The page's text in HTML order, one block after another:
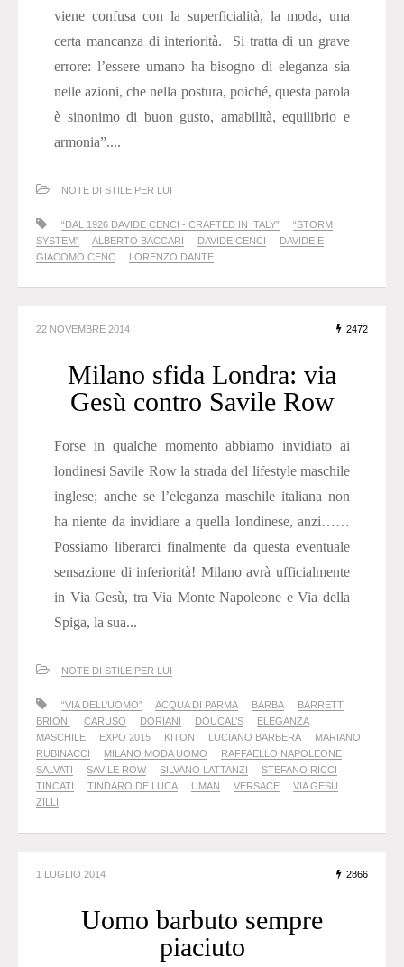
viene confusa con la superficialità, la moda, una
certa mancanza di interiorità. Si tratta di un grave
errore: l’essere umano ha bisogno di eleganza sia
nelle azioni, che nella postura, poiché, questa parola
è sinonimo di buon gusto, amabilità, equilibrio e
armonia”....
NOTE DI STILE PER LUI
“DAL 1926 DAVIDE CENCI - CRAFTED IN ITALY”
“STORM
SYSTEM”
ALBERTO BACCARI DAVIDE CENCI
DAVIDE E
GIACOMO CENC
LORENZO DANTE
22 NOVEMBRE 2014 2472
Milano sfida Londra: via
Gesù contro Savile Row
Forse in qualche momento abbiamo invidiato ai
londinesi Savile Row la strada del lifestyle maschile
inglese; anche se l’eleganza maschile italiana non
ha niente da invidiare a quella londinese, anzi……
Possiamo liberarci finalmente da questa eventuale
sensazione di inferiorità! Milano avrà ufficialmente
in Via Gesù, tra Via Monte Napoleone e Via della
Spiga, la sua...
NOTE DI STILE PER LUI
“VIA DELL’UOMO” ACQUA DI PARMA BARBA
BARRETT
BRIONI
CARUSO DORIANI DOUCAL’S
ELEGANZA
MASCHILE
EXPO 2015 KITON LUCIANO BARBERA
MARIANO
RUBINACCI
MILANO MODA UOMO
RAFFAELLO NAPOLEONE
SALVATI
SAVILE ROW SILVANO LATTANZI
STEFANO RICCI
TINCATI
TINDARO DE LUCA UMAN VERSACE
VIA GESÙ
ZILLI
1 LUGLIO 2014 2866
Uomo barbuto sempre
piaciuto